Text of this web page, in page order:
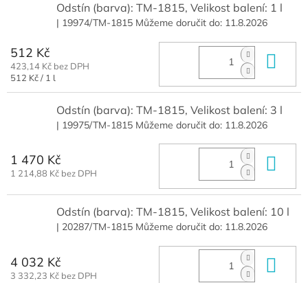
Odstín (barva): TM-1815, Velikost balení: 1 l
| 19974/TM-1815 Můžeme doručit do: 11.8.2026
512 Kč
423,14 Kč bez DPH
Měrná
512 Kč / 1 l
Odstín (barva): TM-1815, Velikost balení: 3 l
| 19975/TM-1815 Můžeme doručit do: 11.8.2026
1 470 Kč
1 214,88 Kč bez DPH
Odstín (barva): TM-1815, Velikost balení: 10 l
| 20287/TM-1815 Můžeme doručit do: 11.8.2026
4 032 Kč
3 332,23 Kč bez DPH